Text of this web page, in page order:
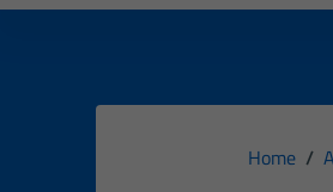
Home /